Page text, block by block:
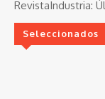
RevistaIndustria:
Seleccionados